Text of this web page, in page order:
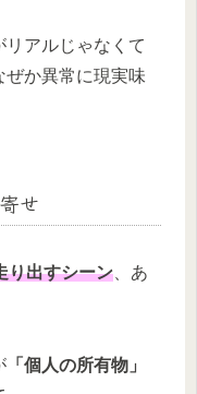
アルじゃなくて
ぜか異常に現実味
せ
り出すシーン 、あ
「個人の所有物」